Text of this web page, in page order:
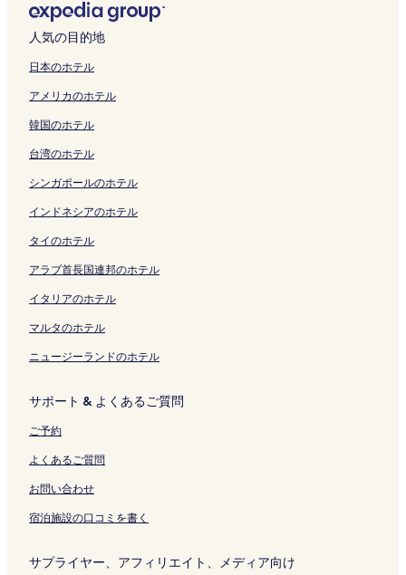
リ
ン
ク
d
r
o
A
a
r
t
m
の
ー
を
開
く
リ
ク
o
n
G
r
u
の
ペ
ー
ジ
開
リ
ク
e
n
r
b
I
H
G
の
ー
を
く
リ
ン
ク
e
I
n
o
l
e
c
t
o
G
o
u
p
の
ー
開
く
リ
ン
C
i
y
e
t
e
r
,
r
e
i
f
i
の
ー
開
く
リ
ン
を
開
く
リ
ク
ー
ジ
を
開
リ
ク
m
i
r
o
l
e
c
t
o
の
ー
ジ
を
開
リ
S
u
d
r
a
n
d
の
ー
を
く
リ
ン
ク
o
t
l
ペ
ジ
を
開
く
ン
t
i
u
H
t
e
l
の
ー
を
く
リ
ン
ク
S
h
e
d
-
F
e
r
y
e
m
i
n
a
の
ジ
を
開
く
ン
a
s
l
S
u
t
h
b
I
G
ペ
ー
ジ
を
く
ク
a
n
の
ペ
ジ
開
く
リ
ン
A
r
m
s
ペ
ジ
を
開
く
ン
H
o
e
O
T
h
e
B
a
h
ペ
ー
ジ
を
く
ク
e
n
n
S
n
d
e
r
a
d
ペ
ー
ジ
を
く
ク
G
u
s
H
u
s
e
の
ー
を
く
リ
ン
ク
l
d
H
o
e
の
ペ
ー
ジ
開
リ
ク
人気の目的地
日本のホテル
アメリカのホテル
韓国のホテル
台湾のホテル
シンガポールのホテル
インドネシアのホテル
タイのホテル
アラブ首長国連邦のホテル
イタリアのホテル
マルタのホテル
ニュージーランドのホテル
サポート & よくあるご質問
ご予約
よくあるご質問
お問い合わせ
宿泊施設の口コミを書く
サプライヤー、アフィリエイト、メディア向け